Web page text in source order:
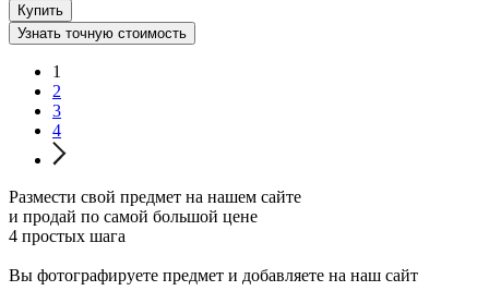
Купить
Узнать точную стоимость
1
2
3
4
Размести свой предмет на нашем сайте
и продай по самой большой цене
4 простых шага
Вы фотографируете предмет и добавляете на наш сайт